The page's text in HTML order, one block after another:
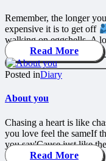
Remember, the longer
expensive it is to get off
walking on eggshells. A
Read More
Posted inDiary
About you
Chasing a heart is like
you love feel the sameIf
you say'Cause just like
Read More